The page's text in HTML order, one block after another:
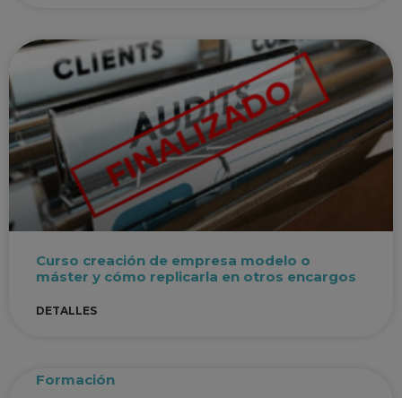
Curso creación de empresa modelo o
máster y cómo replicarla en otros encargos
DETALLES
Formación